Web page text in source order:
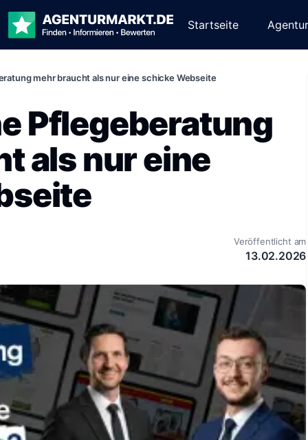
Startseite
mehr braucht als nur eine schicke Webseite
Pflegeberatung
als nur eine
Veröffentlicht am
13.02.2026